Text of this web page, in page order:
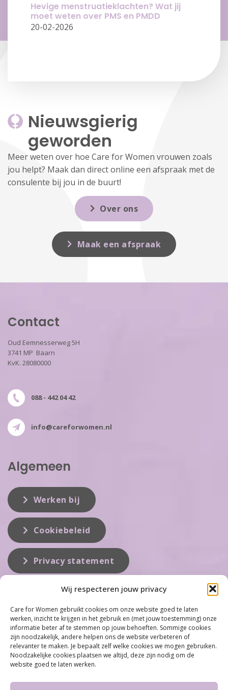
Wij respecteren jouw privacy
Care for Women gebruikt cookies om onze website goed te laten
werken, inzicht te krijgen in het gebruik en (met jouw toestemming) onze
informatie beter af te stemmen op jouw behoeften. Sommige cookies
zijn noodzakelijk, andere helpen ons de website verbeteren of
relevanter te maken. Je bepaalt zelf welke cookies we mogen gebruiken.
Noodzakelijke cookies plaatsen we altijd, deze zijn nodig om de
website goed te laten werken.
Hevige menstruatieklachten? Wat jij
moet weten over PMS en PMDD
20-02-2026
Nieuwsgierig
geworden
Meer weten over hoe Care for Women vrouwen zoals
jou helpt? Maak dan direct online een afspraak met de
consulente bij jou in de buurt!
Over ons
Maak een afspraak
Contact
Oud Eemnesserweg 5H
3741 MP Baarn
KvK. 28080000
088 - 442 04 42
info@careforwomen.nl
Algemeen
Werken bij
Cookiebeleid
Privacy statement
Care for Women is de eerste organisatie die zich inzet op het gebied
van hormonale problemen bij vrouwen. Met ruim 100 locaties
behoort Care for Women tot één van de grootste organisaties op dit
vakgebied...